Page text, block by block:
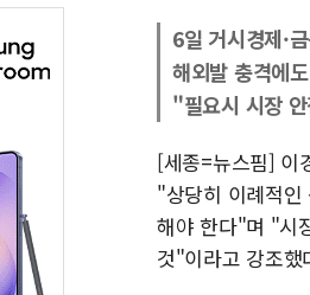
6일 거시경제·
해외발 충격에
"필요시 시장
[세종=뉴스핌] 이
"상당히 이례적인
해야 한다"며 "시
것"이라고 강조했